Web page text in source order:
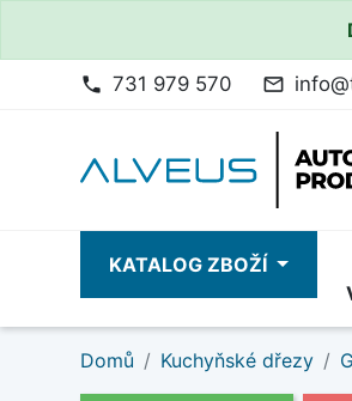
phone 731 979 570 mail_outline
KATALOG ZBOŽÍ
Domů Kuchyňské dřezy